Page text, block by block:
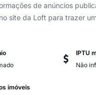
de anúncios
site da Loft para trazer
IPTU
Não
imóveis